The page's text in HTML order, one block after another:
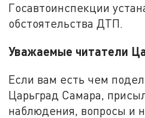
Госавтоинспекции
обстоятельства ДТП.
Уважаемые читатели
Если вам есть чем
Царьград Самара,
наблюдения, вопросы и